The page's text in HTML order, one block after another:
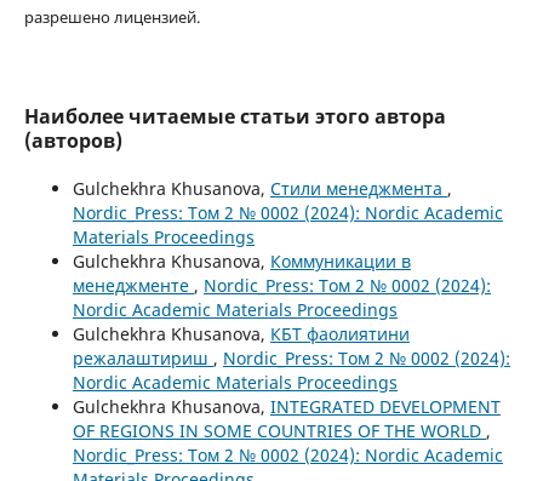
разрешено лицензией.
Наиболее читаемые статьи этого автора
(авторов)
Gulchekhra Khusanova, Стили менеджмента ,
Nordic_Press: Том 2 № 0002 (2024): Nordic Academic
Materials Proceedings
Gulchekhra Khusanova, Коммуникации в
менеджменте , Nordic_Press: Том 2 № 0002 (2024):
Nordic Academic Materials Proceedings
Gulchekhra Khusanova, КБТ фаолиятини
режалаштириш , Nordic_Press: Том 2 № 0002 (2024):
Nordic Academic Materials Proceedings
Gulchekhra Khusanova, INTEGRATED DEVELOPMENT
OF REGIONS IN SOME COUNTRIES OF THE WORLD ,
Nordic_Press: Том 2 № 0002 (2024): Nordic Academic